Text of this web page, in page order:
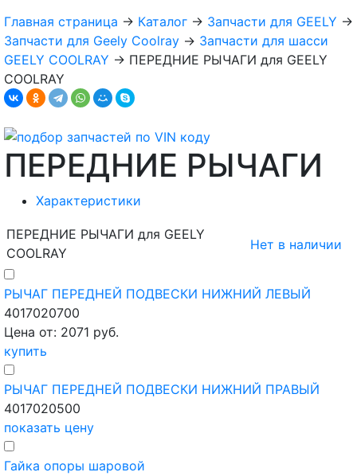
Главная страница → Каталог → Запчасти для GEELY →
Запчасти для Geely Coolray → Запчасти для шасси
GEELY COOLRAY → ПЕРЕДНИЕ РЫЧАГИ для GEELY
COOLRAY
ПЕРЕДНИЕ РЫЧАГИ
Характеристики
ПЕРЕДНИЕ РЫЧАГИ для GEELY
COOLRAY
Нет в наличии
РЫЧАГ ПЕРЕДНЕЙ ПОДВЕСКИ НИЖНИЙ ЛЕВЫЙ
4017020700
Цена от: 2071 руб.
купить
РЫЧАГ ПЕРЕДНЕЙ ПОДВЕСКИ НИЖНИЙ ПРАВЫЙ
4017020500
показать цену
Гайка опоры шаровой